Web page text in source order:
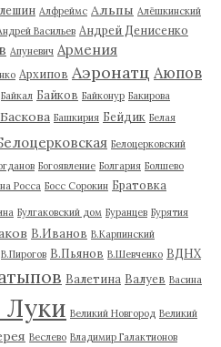
Алфреймс Альпы Алёшкинский
Васильев Андрей Денисенко
Апуневич Армения
Архипов Аэронатц Аюпов
Байкал Байков Байконур Бакирова
Баскова Башкирия Бейдик Белая
Белоцерковский
Богоявление Болгария Болшево
Росса Босс Сорокин Братовка
Булгаковский дом Буранцев Бурятия
В.Иванов В.Карпинский
В.Пирогов В.Пьянов В.Шевченко ВДНХ
Валетина Валуев Васина
Луки Великий Новгород Великий
Веслево Владимир Галактионов